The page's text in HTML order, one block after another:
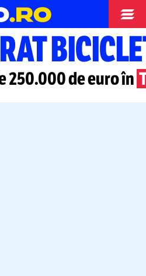
250.000 de euro în